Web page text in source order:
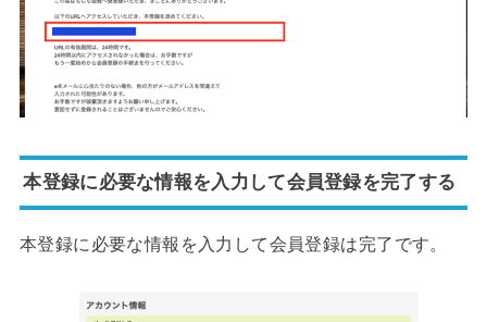
本登録に必要な情報を入力して会員登録を完了する
本登録に必要な情報を入力して会員登録は完了です。